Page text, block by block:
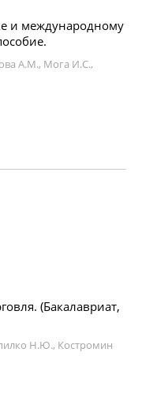
и международному
А.М., Мога И.С.,
(Бакалавриат,
Н.Ю., Костромин